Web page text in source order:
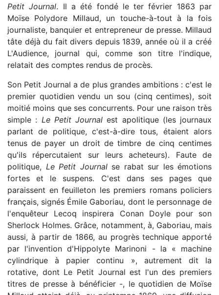
Petit Journal. Il a été fondé le ter février 1863 par
Moïse Polydore Millaud, un touche-à-tout à la fois
journaliste, banquier et entrepreneur de presse. Millaud
tâte déjà du fait divers depuis 1839, année où il a créé
L'Audience, journal qui, comme son titre l'indique,
relatait des comptes rendus de procès.
Son Petit Journal a de plus grandes ambitions : c'est le
premier quotidien vendu un sou (cinq centimes), soit
moitié moins que ses concurrents. Pour une raison très
simple : Le Petit Journal est apolitique (les journaux
parlant de politique, c'est-à-dire tous, étaient alors
tenus de payer un droit de timbre de cinq centimes
qu'ils répercutaient sur leurs acheteurs). Faute de
politique, Le Petit Journalse rabat sur les émotions
fortes et le suspens. C'est dans ses pages que
paraissent en feuilleton les premiers romans policiers
français, signés Émile Gaboriau, dont le personnage de
l'enquêteur Lecoq inspirera Conan Doyle pour son
Sherlock Holmes. Grâce, notamment, à, Gaboriau, mais
aussi, à partir de 1866, au progrès technique apporté
par l'invention d'Hippolyte Marinoni - la « machine
cylindrique à papier continu », autrement dit la
rotative, dont Le Petit Journal est l'un des premiers
titres de presse à bénéficier -, le quotidien de Moïse